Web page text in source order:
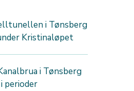
i Tønsberg
Kristinaløpet
i Tønsberg
perioder